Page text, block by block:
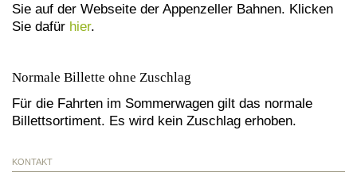
Sie auf der Webseite der Appenzeller Bahnen. Klicken
Sie dafür hier.
Normale Billette ohne Zuschlag
Für die Fahrten im Sommerwagen gilt das normale
Billettsortiment. Es wird kein Zuschlag erhoben.
KONTAKT